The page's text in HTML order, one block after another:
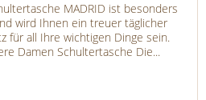
MADRID ist besonders
wird Ihnen ein treuer täglicher
für all Ihre wichtigen Dinge sein.
Damen Schultertasche Die...